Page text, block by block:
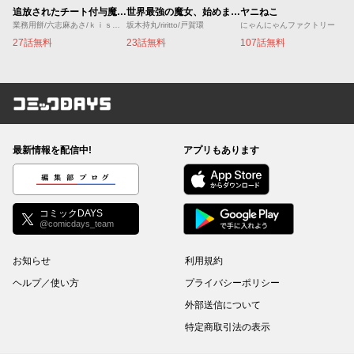
追放されたチート付与魔術師は気ままなセカンドライフを謳歌する。 ～俺は武器だけじゃなく、あらゆるものに『強化ポイント』を付与できるし、俺の意思でいつでも効果を解除できるけど、残った人たち大丈夫？～
27話無料
世界最強の魔女、始めました ～私だけ『攻略サイト』を見れる世界で自由に生きます～
坂木持丸/riritto/戸賀環
23話無料
ヤニねこ
にゃんにゃんファクトリー
107話無料
コミックDAYS
最新情報を配信中!
編集部ブログ
コミックDAYS
@comicdays_team
アプリもあります
お知らせ
ヘルプ／使い方
利用規約
プライバシーポリシー
外部送信について
特定商取引法の表示